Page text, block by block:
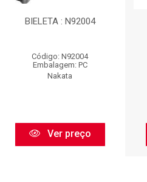
BIELETA : N92004
Código: N92004
Embalagem: PC
Nakata
Ver preço